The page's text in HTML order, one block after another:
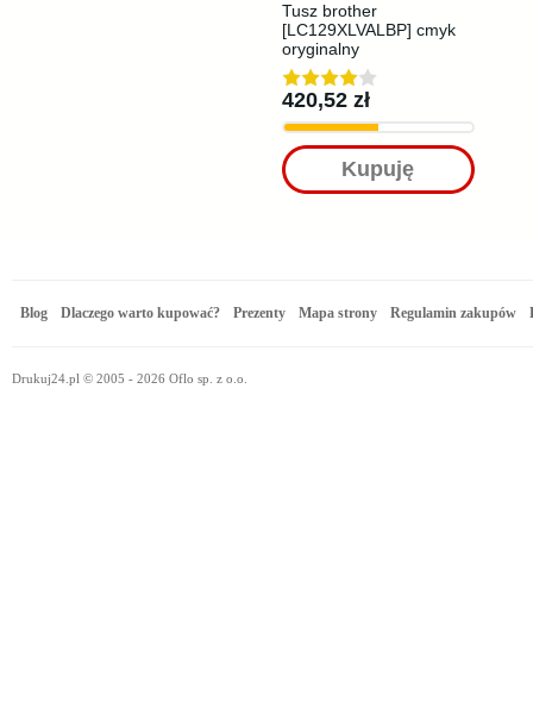
Tusz brother
[LC129XLVALBP] cmyk
oryginalny
420,52 zł
Kupuję
Blog Dlaczego warto kupować? Prezenty Mapa strony Regulamin zakupów
Drukuj24.pl © 2005 - 2026 Oflo sp. z o.o.